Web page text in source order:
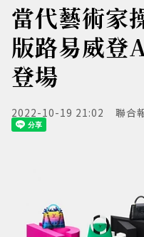
當代藝術家
版路易威
登場
2022-10-19 21:02 聯合